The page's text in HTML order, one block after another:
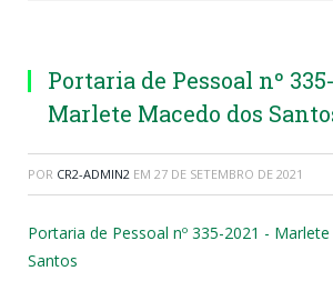
Portaria de Pessoal nº
Marlete Macedo dos
POR CR2-ADMIN2 EM 27 DE SETEMBRO DE 2021
Portaria de Pessoal nº 335-2021 -
Santos